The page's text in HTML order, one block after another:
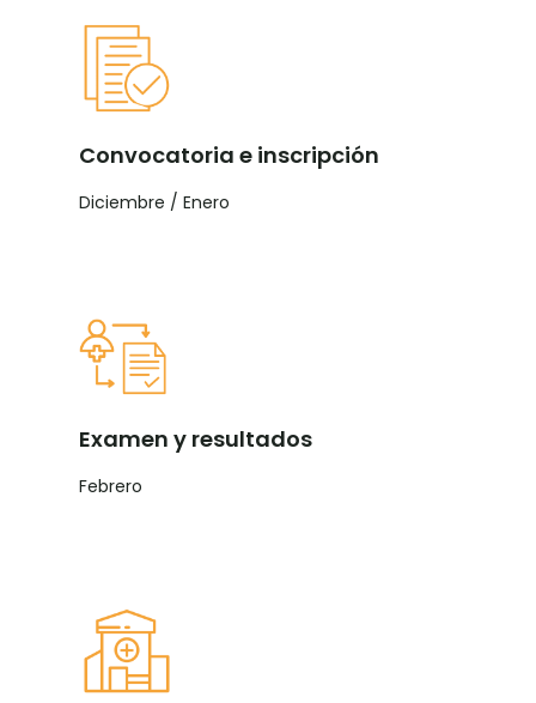
Convocatoria e inscripción
Diciembre / Enero
Examen y resultados
Febrero